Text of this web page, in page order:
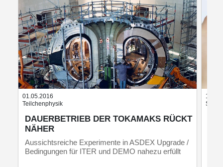
01.05.2016
Teilchenphysik
DAUERBETRIEB DER TOKAMAKS RÜCKT
NÄHER
Aussichtsreiche Experimente in ASDEX Upgrade /
Bedingungen für ITER und DEMO nahezu erfüllt